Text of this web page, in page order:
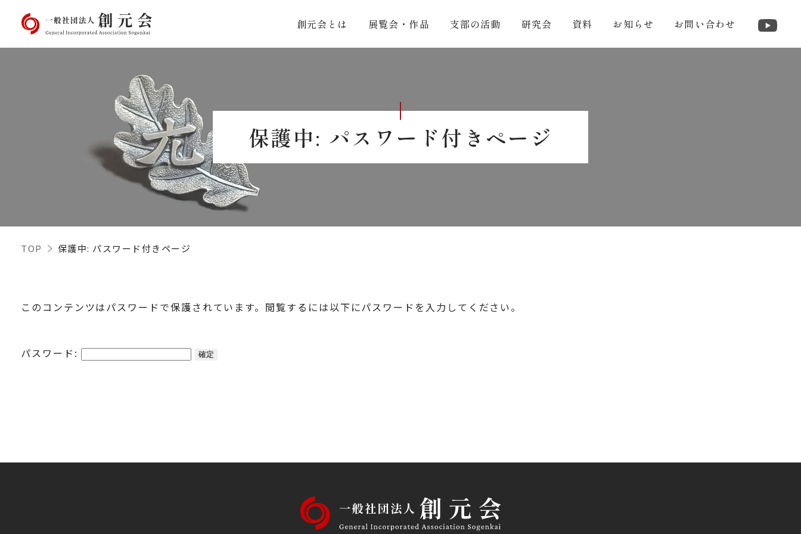
創元会とは 展覧会・作品 支部の活動 研究会 資料 お知らせ お問い合わせ
保護中: パスワード付きページ
TOP 保護中: パスワード付きページ
このコンテンツはパスワードで保護されています。閲覧するには以下にパスワードを入力してください。
パスワード: